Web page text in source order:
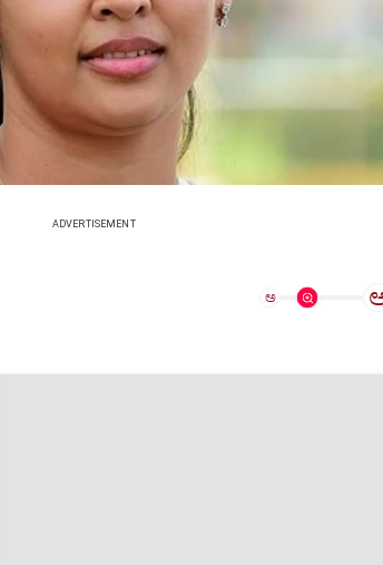
ADVERTISEMENT
ಅ